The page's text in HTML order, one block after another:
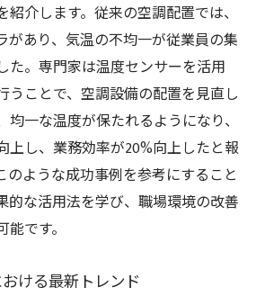
紹介します。従来の空調配置では、
があり、気温の不均一が従業員の集
た。専門家は温度センサーを活用
うことで、空調設備の配置を見直し
均一な温度が保たれるようになり、
上し、業務効率が20%向上したと報
のような成功事例を参考にすること
的な活用法を学び、職場環境の改善
です。
ける最新トレンド